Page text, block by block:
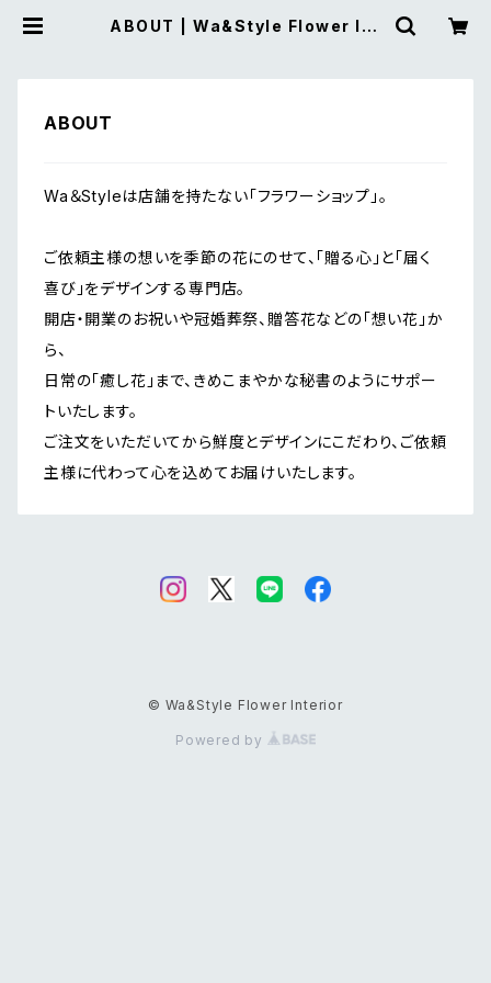
ABOUT | Wa&Style Flower Int
ABOUT
Wa＆Styleは店舗を持たない「フラワーショップ」。
ご依頼主様の想いを季節の花にのせて、「贈る心」と「届く
喜び」をデザインする専門店。
開店・開業のお祝いや冠婚葬祭、贈答花などの「想い花」か
ら、
日常の「癒し花」まで、きめこまやかな秘書のようにサポー
トいたします。
ご注文をいただいてから鮮度とデザインにこだわり、ご依頼
主様に代わって心を込めてお届けいたします。
© Wa&Style Flower Interior
Powered by